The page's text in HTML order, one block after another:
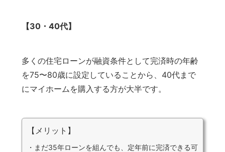
【30・40代】
多くの住宅ローンが融資条件として完済時の年齢
を75〜80歳に設定していることから、40代まで
にマイホームを購入する方が大半です。
【メリット】
・まだ35年ローンを組んでも、定年前に完済できる可